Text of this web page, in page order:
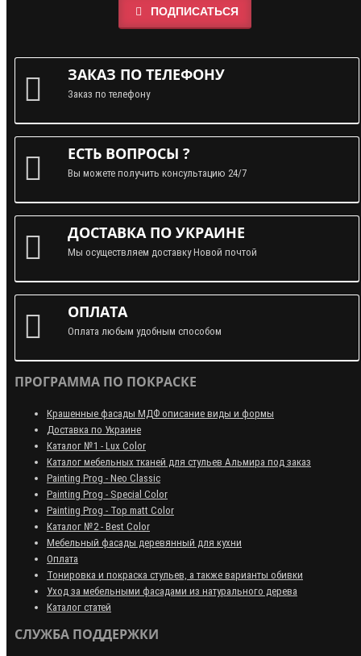
ПОДПИСАТЬСЯ
ЗАКАЗ ПО ТЕЛЕФОНУ
Заказ по телефону
ЕСТЬ ВОПРОСЫ ?
Вы можете получить консультацию 24/7
ДОСТАВКА ПО УКРАИНЕ
Мы осуществляем доставку Новой почтой
ОПЛАТА
Оплата любым удобным способом
ПРОГРАММА ПО ПОКРАСКЕ
Крашенные фасады МДФ описание виды и формы
Доставка по Украине
Каталог №1 - Lux Color
Каталог мебельных тканей для стульев Альмира под заказ
Painting Prog - Neo Classiс
Painting Prog - Special Color
Painting Prog - Top matt Color
Каталог №2 - Best Color
Мебельный фасады деревянный для кухни
Оплата
Тонировка и покраска стульев, а также варианты обивки
Уход за мебельными фасадами из натурального дерева
Каталог статей
СЛУЖБА ПОДДЕРЖКИ